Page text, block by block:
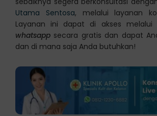
Utama Sentosa, melalui layanan
Layanan ini dapat di akses melalui
whatsappsecara gratis dan dapat
dan di mana saja Anda butuhkan!